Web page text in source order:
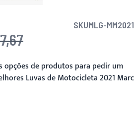
SKUMLG-MM2021
opções de produtos para pedir um
Luvas de Motocicleta 2021 Marc